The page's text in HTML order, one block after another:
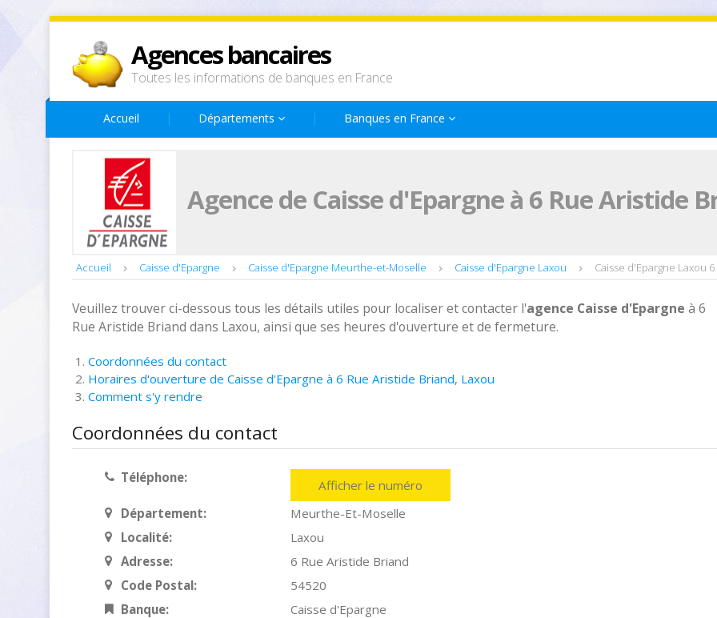
Agences bancaires
Toutes les informations de banques en France
Accueil Départements Banques en France
Agence de Caisse d'Epargne à 6 Rue Aristide
Accueil Caisse d'Epargne Caisse d'Epargne Meurthe-et-Moselle Caisse d'Epargne Laxou Caisse d'Epargne Laxou
Veuillez trouver ci-dessous tous les détails utiles pour localiser et contacter l'agence Caisse d'Epargne à 6
Rue Aristide Briand dans Laxou, ainsi que ses heures d'ouverture et de fermeture.
Coordonnées du contact
Horaires d'ouverture de Caisse d'Epargne à 6 Rue Aristide Briand, Laxou
Comment s'y rendre
Coordonnées du contact
Téléphone:
Afficher le numéro
Département:
Meurthe-Et-Moselle
Localité:
Laxou
Adresse:
6 Rue Aristide Briand
Code Postal:
54520
Banque:
Caisse d'Epargne